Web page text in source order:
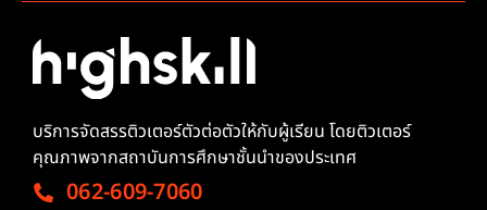
บริการจัดสรรติวเตอร์ตัวต่อตัวให้กับผู้เรียน โดยติวเตอร์
คุณภาพจากสถาบันการศึกษาชั้นนำของประเทศ
062-609-7060